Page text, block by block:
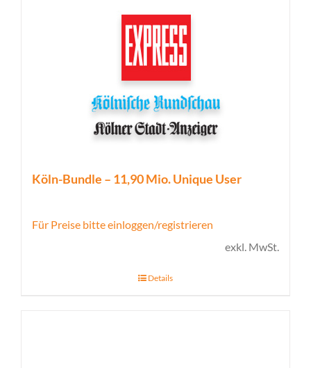
Köln-Bundle – 11,90 Mio. Unique User
Für Preise bitte einloggen/registrieren
exkl. MwSt.
Details